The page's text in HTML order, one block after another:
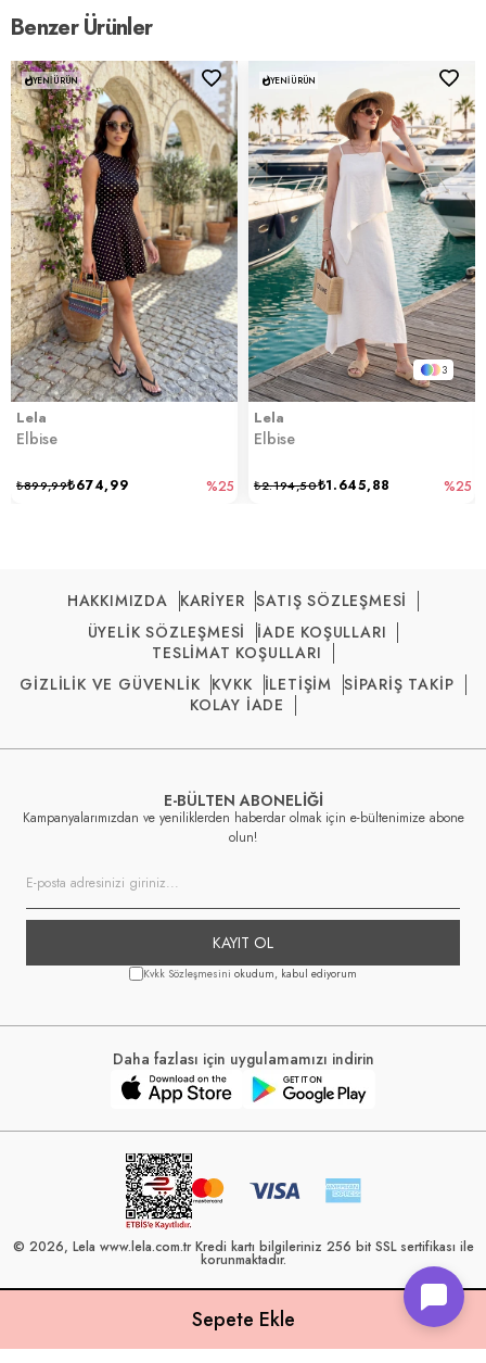
Benzer Ürünler
Lela
Elbise
₺674,99
₺899,99 %25
YENI ÜRÜN
3
Lela
Elbise
₺1.645,88
₺2.194,50 %25
YENI ÜRÜN
HAKKIMIZDA KARİYER SATIŞ SÖZLEŞMESİ
ÜYELİK SÖZLEŞMESİ
İADE KOŞULLARI
TESLİMAT KOŞULLARI
GİZLİLİK VE GÜVENLİK KVKK İLETİŞİM
SİPARİŞ TAKİP
KOLAY İADE
E-BÜLTEN ABONELİĞİ
Kampanyalarımızdan ve yeniliklerden haberdar olmak için e-bültenimize abone
olun!
KAYIT OL
Kvkk Sözleşmesini okudum, kabul ediyorum
Daha fazlası için uygulamamızı indirin
© 2026, Lela www.lela.com.tr Kredi kartı bilgileriniz 256 bit SSL sertifikası ile
korunmaktadır.
Lela, 40 yılı aşkın perakende geçmişine sahip ve Türkiye’nin çeşitli illerinde
22 şubesi bulunan Çetin Family Mağazacılık tarafından kurulmuştur.